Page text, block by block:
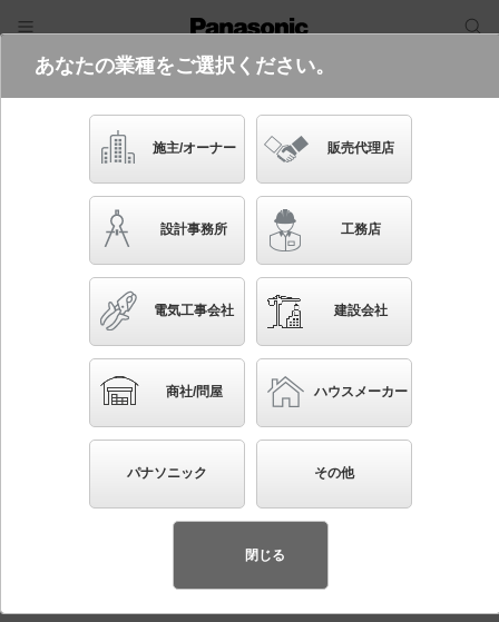
電気・建築設備（ビジネス）
フリーワード
品番・キーワード
かんたん照度計算
LGB81703 LE1
壁直付型 LED（昼白色） ブラケット 拡散タイプ
◆希望小売価格 7,900 円（税抜）
あなたの業種をご選択ください。
施主/オーナー 販売代理店
設計事務所 工務店
電気工事会社 建設会社
商社/問屋 ハウスメーカー
パナソニック その他
閉じる